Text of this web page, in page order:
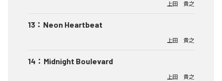
上田 貴之
13 ： Neon Heartbeat
上田 貴之
14 ： Midnight Boulevard
上田 貴之